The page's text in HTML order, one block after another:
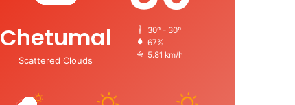
Chetumal
Scattered Clouds
30º - 30º
67%
5.81 km/h